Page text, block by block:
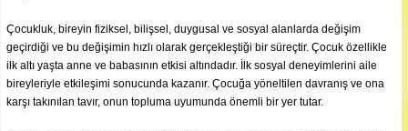
Çocukluk, bireyin fiziksel, bilişsel, duygusal ve sosyal alanlarda değişim
geçirdiği ve bu değişimin hızlı olarak gerçekleştiği bir süreçtir. Çocuk özellikle
ilk altı yaşta anne ve babasının etkisi altındadır. İlk sosyal deneyimlerini aile
bireyleriyle etkileşimi sonucunda kazanır. Çocuğa yöneltilen davranış ve ona
karşı takınılan tavır, onun topluma uyumunda önemli bir yer tutar.